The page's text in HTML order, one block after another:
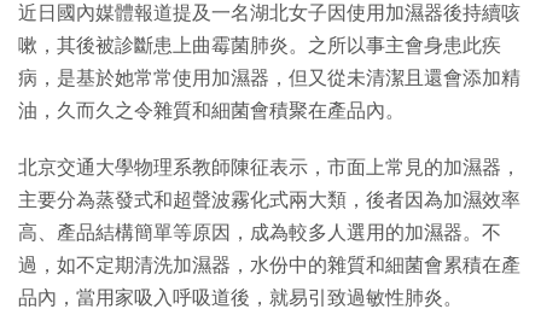
近日國內媒體報道提及一名湖北女子因使用加濕器後持續咳
嗽，其後被診斷患上曲霉菌肺炎。之所以事主會身患此疾
病，是基於她常常使用加濕器，但又從未清潔且還會添加精
油，久而久之令雜質和細菌會積聚在產品內。
北京交通大學物理系教師陳征表示，市面上常見的加濕器，
主要分為蒸發式和超聲波霧化式兩大類，後者因為加濕效率
高、產品結構簡單等原因，成為較多人選用的加濕器。不
過，如不定期清洗加濕器，水份中的雜質和細菌會累積在產
品內，當用家吸入呼吸道後，就易引致過敏性肺炎。